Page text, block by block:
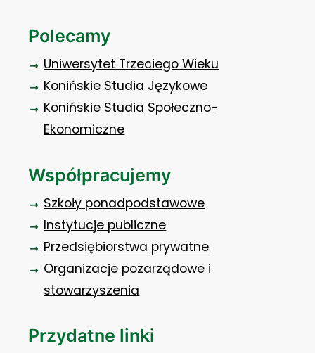
Polecamy
Uniwersytet Trzeciego Wieku
Konińskie Studia Językowe
Konińskie Studia Społeczno-
Ekonomiczne
Współpracujemy
Szkoły ponadpodstawowe
Instytucje publiczne
Przedsiębiorstwa prywatne
Organizacje pozarządowe i
stowarzyszenia
Przydatne linki